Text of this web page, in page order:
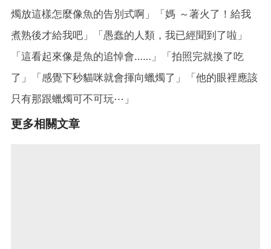
燭放這樣怎麼像魚的告別式啊」「媽 ～著火了！給我
煮熟後才給我吧」「愚蠢的人類，我已經聞到了啦」
「這看起來像是魚的追悼會……」「拍照完就換了吃
了」「感覺下秒貓咪就會揮向蠟燭了」「他的眼裡應該
只有那跟蠟燭可不可玩⋯」
更多相關文章